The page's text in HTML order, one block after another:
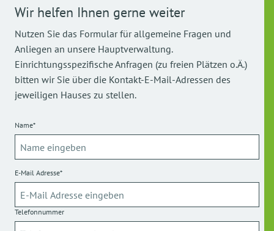
Wir helfen Ihnen gerne weiter
Nutzen Sie das Formular für allgemeine Fragen und
Anliegen an unsere Hauptverwaltung.
Einrichtungsspezifische Anfragen (zu freien Plätzen o.Ä.)
bitten wir Sie über die Kontakt-E-Mail-Adressen des
jeweiligen Hauses zu stellen.
Name*
E-Mail Adresse*
Telefonnummer